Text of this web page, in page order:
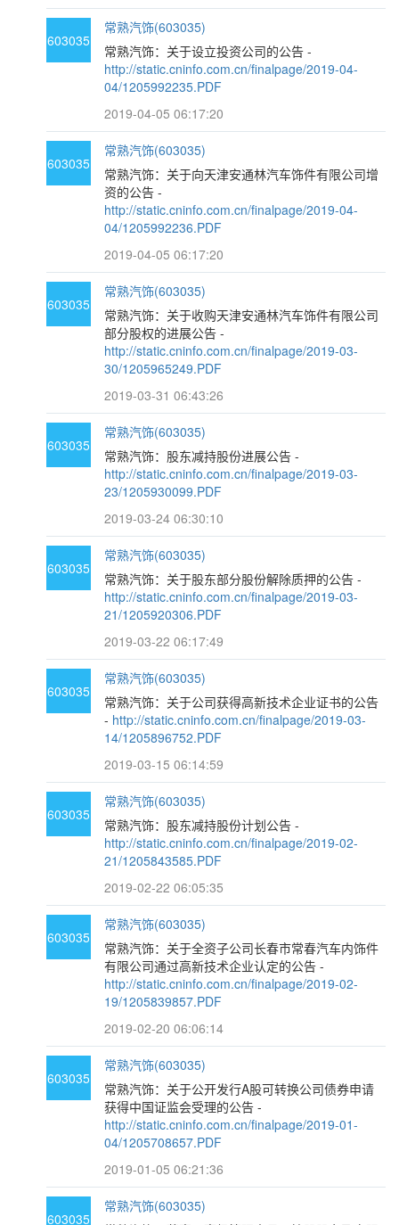
603035
常熟汽饰(603035)
常熟汽饰：关于设立投资公司的公告 -
http://static.cninfo.com.cn/finalpage/2019-04-
04/1205992235.PDF
2019-04-05 06:17:20
603035
常熟汽饰(603035)
常熟汽饰：关于向天津安通林汽车饰件有限公司增
资的公告 -
http://static.cninfo.com.cn/finalpage/2019-04-
04/1205992236.PDF
2019-04-05 06:17:20
603035
常熟汽饰(603035)
常熟汽饰：关于收购天津安通林汽车饰件有限公司
部分股权的进展公告 -
http://static.cninfo.com.cn/finalpage/2019-03-
30/1205965249.PDF
2019-03-31 06:43:26
603035
常熟汽饰(603035)
常熟汽饰：股东减持股份进展公告 -
http://static.cninfo.com.cn/finalpage/2019-03-
23/1205930099.PDF
2019-03-24 06:30:10
603035
常熟汽饰(603035)
常熟汽饰：关于股东部分股份解除质押的公告 -
http://static.cninfo.com.cn/finalpage/2019-03-
21/1205920306.PDF
2019-03-22 06:17:49
603035
常熟汽饰(603035)
常熟汽饰：关于公司获得高新技术企业证书的公告
- http://static.cninfo.com.cn/finalpage/2019-03-
14/1205896752.PDF
2019-03-15 06:14:59
603035
常熟汽饰(603035)
常熟汽饰：股东减持股份计划公告 -
http://static.cninfo.com.cn/finalpage/2019-02-
21/1205843585.PDF
2019-02-22 06:05:35
603035
常熟汽饰(603035)
常熟汽饰：关于全资子公司长春市常春汽车内饰件
有限公司通过高新技术企业认定的公告 -
http://static.cninfo.com.cn/finalpage/2019-02-
19/1205839857.PDF
2019-02-20 06:06:14
603035
常熟汽饰(603035)
常熟汽饰：关于公开发行A股可转换公司债券申请
获得中国证监会受理的公告 -
http://static.cninfo.com.cn/finalpage/2019-01-
04/1205708657.PDF
2019-01-05 06:21:36
603035
常熟汽饰(603035)